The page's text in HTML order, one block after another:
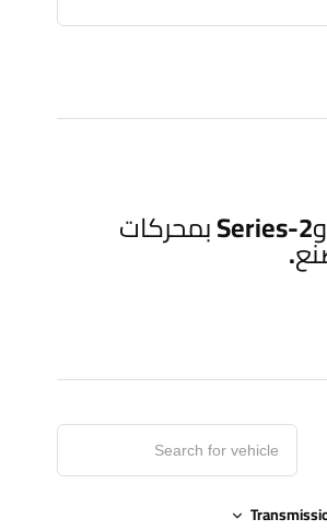
راديتر أصلي من BMW (MAHLE OEM) برقم 17118678027، مخصص لموديلات BMW 3-Series و4-Series و2-Series بمحركات